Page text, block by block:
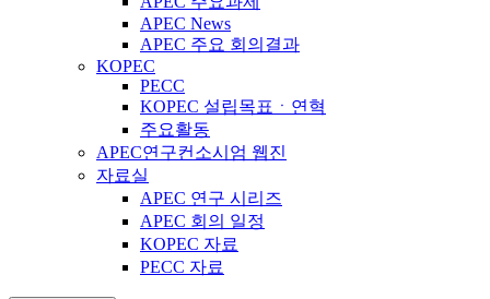
APEC News
APEC 주요 회의결과
KOPEC
PECC
KOPEC 설립목표ㆍ연혁
주요활동
APEC연구컨소시엄 웹진
자료실
APEC 연구 시리즈
APEC 회의 일정
KOPEC 자료
PECC 자료